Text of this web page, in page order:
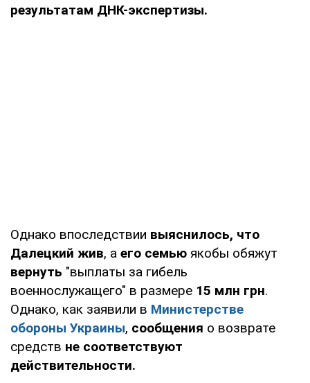
результатам ДНК-экспертизы.
Однако впоследствии выяснилось, что
Далецкий жив, а его семью якобы обяжут
вернуть "выплаты за гибель
военнослужащего" в размере 15 млн грн.
Однако, как заявили в Министерстве
обороны Украины, сообщения о возврате
средств не соответствуют
действительности.